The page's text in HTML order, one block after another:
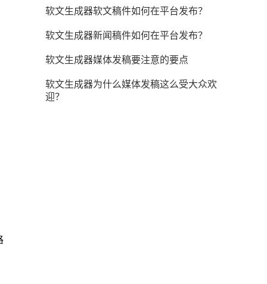
软文生成器软文稿件如何在平台发布？
软文生成器新闻稿件如何在平台发布？
软文生成器媒体发稿要注意的要点
软文生成器为什么媒体发稿这么受大众欢
迎？